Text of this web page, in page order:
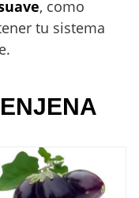
, como
tu sistema